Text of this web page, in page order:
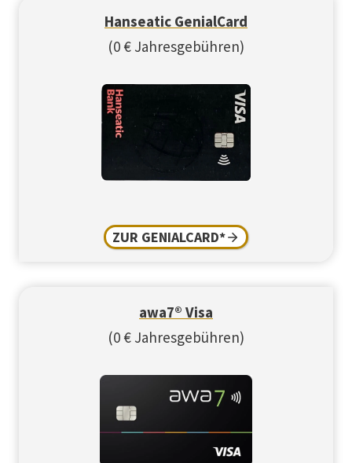
Hanseatic GenialCard
(0 € Jahresgebühren)
ZUR GENIALCARD*
awa7® Visa
(0 € Jahresgebühren)